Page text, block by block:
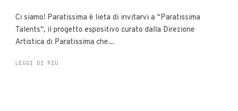
Ci siamo! Paratissima è lieta di invitarvi a “Paratissima
Talents“, il progetto espositivo curato dalla Direzione
Artistica di Paratissima che...
LEGGI DI PIÙ